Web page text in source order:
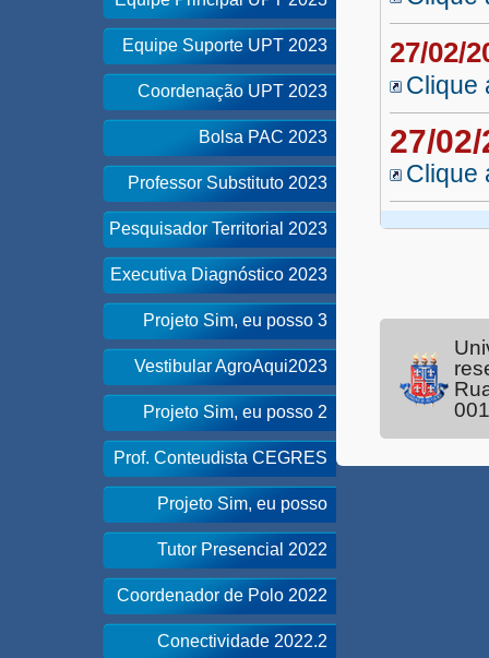
Equipe Suporte UPT 2023
Coordenação UPT 2023
Bolsa PAC 2023
Professor Substituto 2023
Pesquisador Territorial 2023
Executiva Diagnóstico 2023
Projeto Sim, eu posso 3
Vestibular AgroAqui2023
Projeto Sim, eu posso 2
Prof. Conteudista CEGRES
Projeto Sim, eu posso
Tutor Presencial 2022
Coordenador de Polo 2022
Conectividade 2022.2
27/02/
Clique
27/
Clique
001